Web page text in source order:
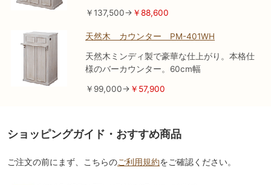
￥137,500→ ￥88,600
天然木 カウンター PM-401WH
天然木ミンディ製で豪華な仕上がり。本格仕
様のバーカウンター。60cm幅
￥99,000→ ￥57,900
ショッピングガイド・おすすめ商品
ご注文の前にまず、こちらのご利用規約をご確認ください。